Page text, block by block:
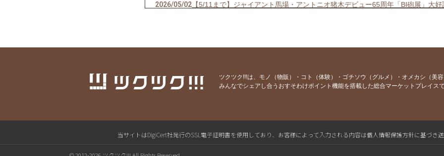
2026/05/02 【5/11まで】ジャイアント馬場・アントニオ猪木デビュー65周年「BI砲展」大
2026/04/162026/6/13"不沈艦"スタン・ハンセンスペシャルトークショー開催のお知らせ
【口外禁止】6/13スタン・ハンセントークショー受付開始のお知らせ
2026/04/10 【口外禁止】6/13スタン・ハンセン開催のお知らせ
ツクツク!!!は、モノ（物販）・コト（体験）・ゴチソウ（グルメ）・オメカシ（美
みんなでシェアし合うおすそわけポイント機能を搭載した総合マーケットプレイス
当サイトはDigiCert社発行のSSL電子証明書を使用しており、お客様によって入力される内容は個人情報保護方針に基づき